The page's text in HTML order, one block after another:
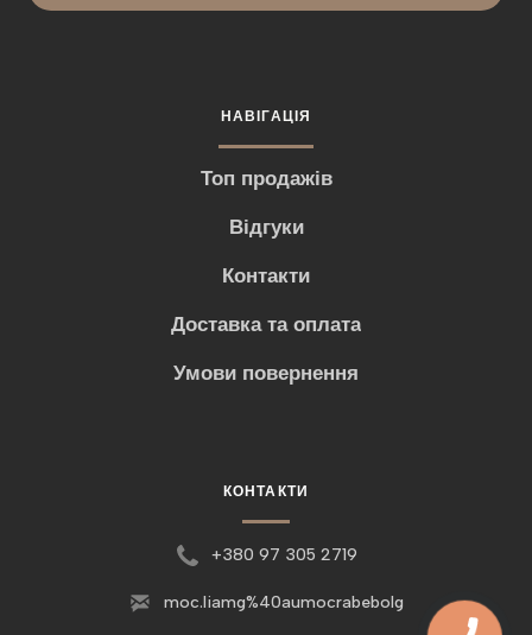
НАВІГАЦІЯ
Топ продажів
Відгуки
Контакти
Доставка та оплата
Умови повернення
КОНТАКТИ
+380 97 305 2719
moc.liamg%40aumocrabebolg